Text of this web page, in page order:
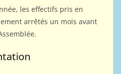
les effectifs pris en
arrêtés un mois avant